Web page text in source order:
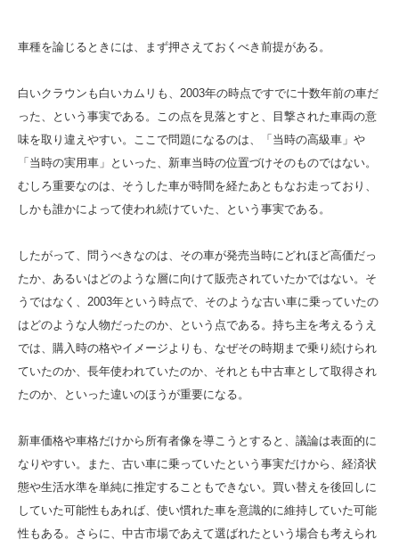
車種を論じるときには、まず押さえておくべき前提がある。
白いクラウンも白いカムリも、2003年の時点ですでに十数年前の車だ
った、という事実である。この点を見落とすと、目撃された車両の意
味を取り違えやすい。ここで問題になるのは、「当時の高級車」や
「当時の実用車」といった、新車当時の位置づけそのものではない。
むしろ重要なのは、そうした車が時間を経たあともなお走っており、
しかも誰かによって使われ続けていた、という事実である。
したがって、問うべきなのは、その車が発売当時にどれほど高価だっ
たか、あるいはどのような層に向けて販売されていたかではない。そ
うではなく、2003年という時点で、そのような古い車に乗っていたの
はどのような人物だったのか、という点である。持ち主を考えるうえ
では、購入時の格やイメージよりも、なぜその時期まで乗り続けられ
ていたのか、長年使われていたのか、それとも中古車として取得され
たのか、といった違いのほうが重要になる。
新車価格や車格だけから所有者像を導こうとすると、議論は表面的に
なりやすい。また、古い車に乗っていたという事実だけから、経済状
態や生活水準を単純に推定することもできない。買い替えを後回しに
していた可能性もあれば、使い慣れた車を意識的に維持していた可能
性もある。さらに、中古市場であえて選ばれたという場合も考えられ